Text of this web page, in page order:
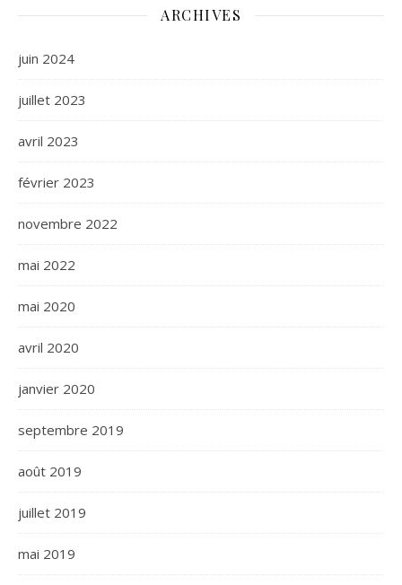
ARCHIVES
juin 2024
juillet 2023
avril 2023
février 2023
novembre 2022
mai 2022
mai 2020
avril 2020
janvier 2020
septembre 2019
août 2019
juillet 2019
mai 2019